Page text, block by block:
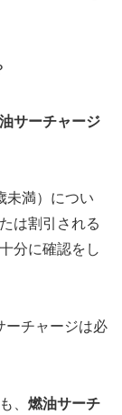
サーチャージ
未満）につい
は割引される
分に確認をし
ーチャージは必
、 燃油サーチ